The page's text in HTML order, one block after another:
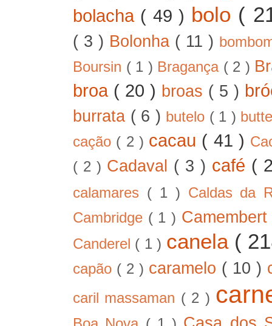
bolacha ( 49 ) bolo (
( 3 ) Bolonha ( 11 )
Boursin ( 1 ) Bragança ( 2 )
broa ( 20 ) broas ( 5 )
burrata ( 6 ) butelo ( 1 )
cação ( 2 ) cacau ( 41 )
( 2 ) Cadaval ( 3 ) café (
calamares ( 1 ) Caldas da
Cambridge ( 1 )
Canderel ( 1 ) canela (
capão ( 2 ) caramelo ( 10 )
caril massaman ( 2 )